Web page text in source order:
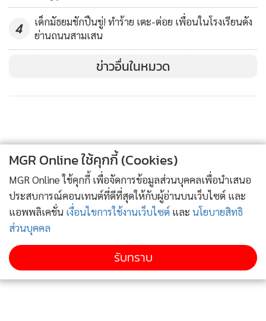
4
เด็กมัธยมชักปืนขู่! ทำร้าย เตะ-ต่อย เพื่อนในโรงเรียนดัง
ย่านถนนสามเสน
ข่าวอื่นในหมวด
MGR Online ใช้คุกกี้ (Cookies)
MGR Online ใช้คุกกี้ เพื่อจัดการข้อมูลส่วนบุคคลเพื่อนำเสนอ
ประสบการณ์คอนเทนต์ที่ดีที่สุดให้กับผู้อ่านบนเว็บไซต์ และ
แอพพลิเคชั่น เงื่อนไขการใช้งานเว็บไซต์ และ นโยบายสิทธิ
ส่วนบุคคล
รับทราบ